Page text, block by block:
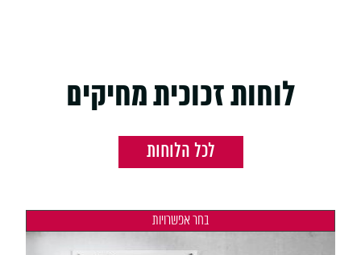
לוחות זכוכית מחיקים
לכל הלוחות
בחר אפשרויות